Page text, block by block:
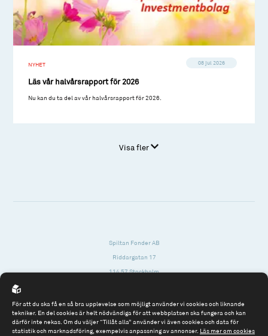
NYHET 08 jul 2026
Läs vår halvårsrapport för 2026
Nu kan du ta del av vår halvårsrapport för 2026.
Visa fler
Spiltan Fonder AB
Riddargatan 17
114 57 Stockholm
Tel: 08 - 545 813 40
För att du ska få en så bra upplevelse som möjligt använder vi cookies och liknande
tekniker. En del cookies är helt nödvändiga för att webbplatsen ska fungera och kan
därför inte nekas. Om du väljer “Tillåt alla” använder vi även cookies och data för
statistik och marknadsföring, exempelvis anpassning av annonser. Läs mer om cookies